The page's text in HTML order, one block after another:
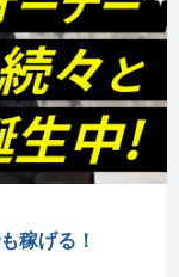
稼げる！